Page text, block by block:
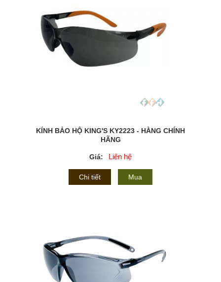
KÍNH BẢO HỘ KING'S KY2223 - HÀNG CHÍNH
HÃNG
Giá: Liên hệ
Chi tiết Mua